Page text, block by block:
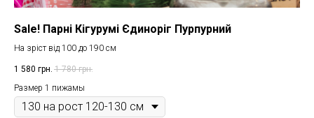
Sale! Парні Кігурумі Єдиноріг Пурпурний
На зріст від 100 до 190 см
1 580 грн. 1 780 грн.
Размер 1 пижамы